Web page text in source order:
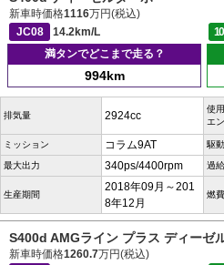
新車時価格1116万円(税込)
JC08
14.2km/L
満タンでどこまで走る？
994km
排気量 2924cc
使
エ
ミッション コラム9AT 駆
最大出力 340ps/4400rpm 過
生産期間
2018年09月～201
8年12月
燃
S400d AMGライン プラス ディーゼ
新車時価格1260.7万円(税込)